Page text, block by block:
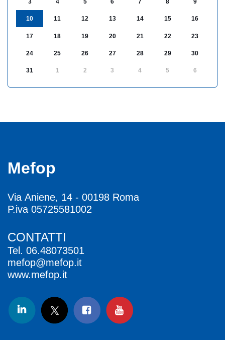
3 4 5 6 7 8 9
10 11 12 13 14 15 16
17 18 19 20 21 22 23
24 25 26 27 28 29 30
31 1 2 3 4 5 6
Mefop
Via Aniene, 14 - 00198 Roma
P.iva 05725581002
CONTATTI
Tel. 06.48073501
mefop@mefop.it
www.mefop.it